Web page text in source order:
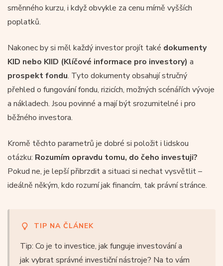
směnného kurzu, i když obvykle za cenu mírně vyšších
poplatků.
Nakonec by si měl každý investor projít také dokumenty
KID nebo KIID (Klíčové informace pro investory) a
prospekt fondu. Tyto dokumenty obsahují stručný
přehled o fungování fondu, rizicích, možných scénářích vývoje
a nákladech. Jsou povinné a mají být srozumitelné i pro
běžného investora.
Kromě těchto parametrů je dobré si položit i lidskou
otázku: Rozumím opravdu tomu, do čeho investuji?
Pokud ne, je lepší přibrzdit a situaci si nechat vysvětlit –
ideálně někým, kdo rozumí jak financím, tak právní stránce.
TIP NA ČLÁNEK
Tip: Co je to investice, jak funguje investování a
jak vybrat správné investiční nástroje? Na to vám